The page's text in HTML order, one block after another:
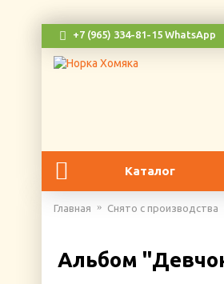
+7 (965) 334-81-15 WhatsApp
Каталог
Главная Снято с производства
Альбом